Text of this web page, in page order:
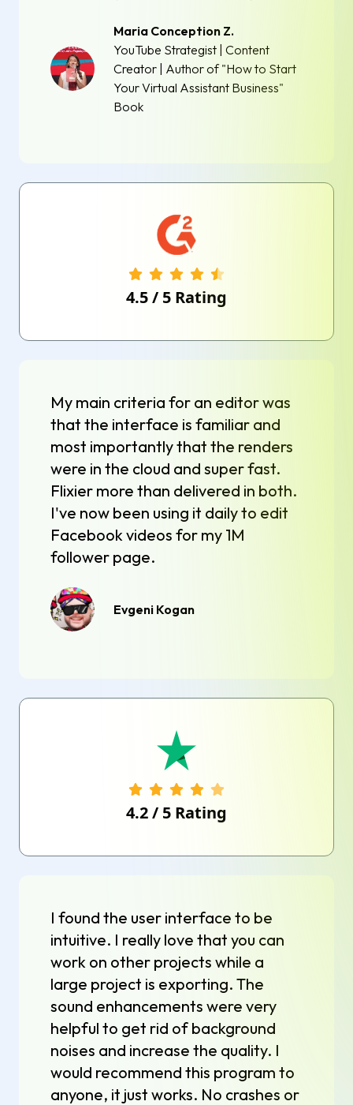
Maria Conception Z.
YouTube Strategist | Content
Creator | Author of "How to Start
Your Virtual Assistant Business"
Book
4.5/ 5 Rating
My main criteria for an editor was
that the interface is familiar and
most importantly that the renders
were in the cloud and super fast.
Flixier more than delivered in both.
I've now been using it daily to edit
Facebook videos for my 1M
follower page.
Evgeni Kogan
4.2/ 5 Rating
I found the user interface to be
intuitive. I really love that you can
work on other projects while a
large project is exporting. The
sound enhancements were very
helpful to get rid of background
noises and increase the quality. I
would recommend this program to
anyone, it just works. No crashes or